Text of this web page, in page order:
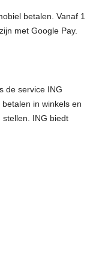
betalen. Vanaf 1
met Google Pay.
de service ING
in winkels en
ING biedt